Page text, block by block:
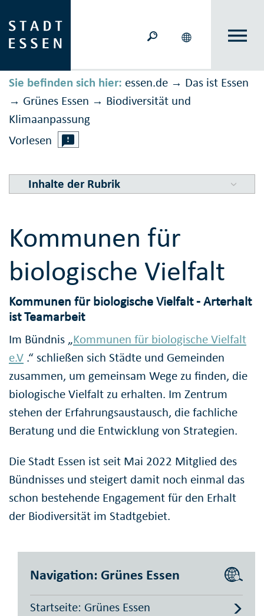
Sie befinden sich hier: essen.de → Das ist Essen
→ Grünes Essen → Biodiversität und
Klimaanpassung
Vorlesen
Inhalte der Rubrik
Kommunen für
biologische Vielfalt
Kommunen für biologische Vielfalt - Arterhalt
ist Teamarbeit
Im Bündnis „Kommunen für biologische Vielfalt
e.V .“ schließen sich Städte und Gemeinden
zusammen, um gemeinsam Wege zu finden, die
biologische Vielfalt zu erhalten. Im Zentrum
stehen der Erfahrungsaustausch, die fachliche
Beratung und die Entwicklung von Strategien.
Die Stadt Essen ist seit Mai 2022 Mitglied des
Bündnisses und steigert damit noch einmal das
schon bestehende Engagement für den Erhalt
der Biodiversität im Stadtgebiet.
Navigation: Grünes Essen
Startseite: Grünes Essen